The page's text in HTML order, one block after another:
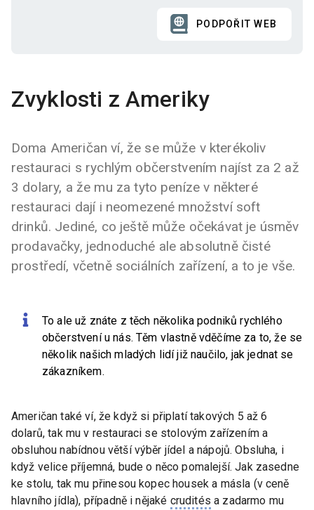
PODPOŘIT WEB
Zvyklosti z Ameriky
Doma Američan ví, že se může v kterékoliv
restauraci s rychlým občerstvením najíst za 2 až
3 dolary, a že mu za tyto peníze v některé
restauraci dají i neomezené množství soft
drinků. Jediné, co ještě může očekávat je úsměv
prodavačky, jednoduché ale absolutně čisté
prostředí, včetně sociálních zařízení, a to je vše.
To ale už znáte z těch několika podniků rychlého
občerstvení u nás. Těm vlastně vděčíme za to, že se
několik našich mladých lidí již naučilo, jak jednat se
zákazníkem.
Američan také ví, že když si připlatí takových 5 až 6
dolarů, tak mu v restauraci se stolovým zařízením a
obsluhou nabídnou větší výběr jídel a nápojů. Obsluha, i
když velice příjemná, bude o něco pomalejší. Jak zasedne
ke stolu, tak mu přinesou kopec housek a másla (v ceně
hlavního jídla), případně i nějaké crudités a zadarmo mu